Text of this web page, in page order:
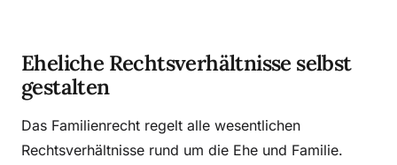
Eheliche Rechtsverhältnisse selbst
gestalten
Das Familienrecht regelt alle wesentlichen
Rechtsverhältnisse rund um die Ehe und Familie.